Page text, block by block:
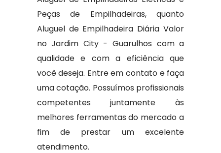
Peças de Empilhadeiras, quanto
Aluguel de Empilhadeira Diária Valor
no Jardim City - Guarulhos com a
qualidade e com a eficiência que
você deseja. Entre em contato e faça
uma cotação. Possuímos profissionais
competentes juntamente às
melhores ferramentas do mercado a
fim de prestar um excelente
atendimento.